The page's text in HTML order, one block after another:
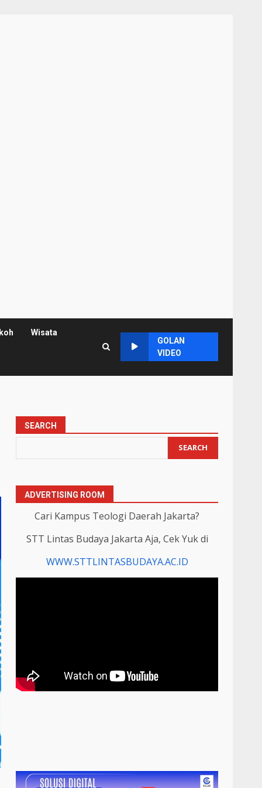
Wisata
GOLAN
VIDEO
SEARCH
SEARCH
ADVERTISING ROOM
Cari Kampus Teologi Daerah Jakarta?
STT Lintas Budaya Jakarta Aja, Cek Yuk di
WWW.STTLINTASBUDAYA.AC.ID